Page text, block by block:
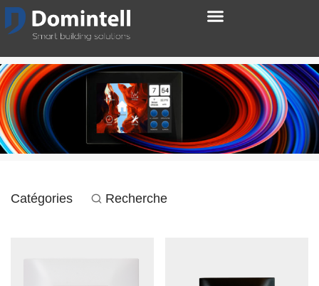
Catégories Recherche